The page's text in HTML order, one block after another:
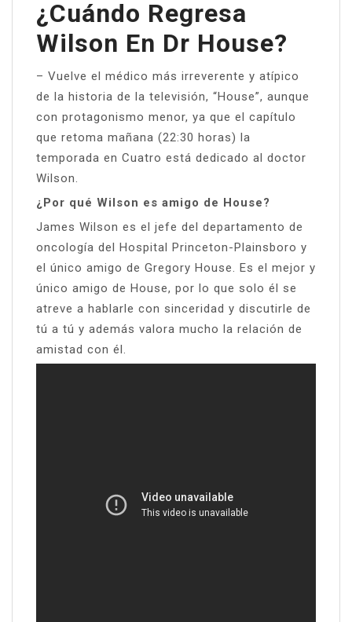
¿Cuándo Regresa
Wilson En Dr House?
– Vuelve el médico más irreverente y atípico
de la historia de la televisión, “House”, aunque
con protagonismo menor, ya que el capítulo
que retoma mañana (22:30 horas) la
temporada en Cuatro está dedicado al doctor
Wilson.
¿Por qué Wilson es amigo de House?
James Wilson es el jefe del departamento de
oncología del Hospital Princeton-Plainsboro y
el único amigo de Gregory House. Es el mejor y
único amigo de House, por lo que solo él se
atreve a hablarle con sinceridad y discutirle de
tú a tú y además valora mucho la relación de
amistad con él.